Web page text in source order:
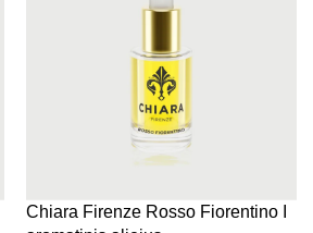
Chiara Firenze Rosso Fiorentino I